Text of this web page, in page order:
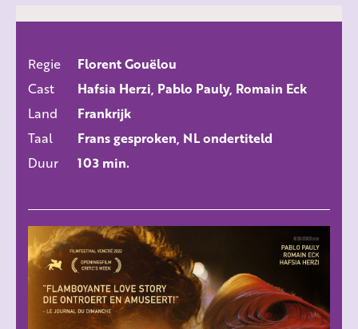
Regie
Florent Gouëlou
Cast
Hafsia Herzi, Pablo Pauly, Romain Eck
Land
Frankrijk
Taal
Frans gesproken, NL ondertiteld
Duur
103 min.